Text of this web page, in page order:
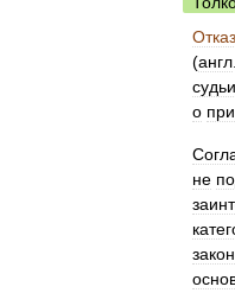
Отказ
(англ
судьи
о
не